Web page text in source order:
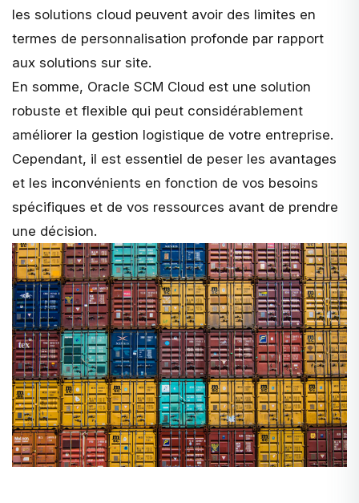
les solutions cloud peuvent avoir des limites en
termes de personnalisation profonde par rapport
aux solutions sur site.
En somme, Oracle SCM Cloud est une solution
robuste et flexible qui peut considérablement
améliorer la gestion logistique de votre entreprise.
Cependant, il est essentiel de peser les avantages
et les inconvénients en fonction de vos besoins
spécifiques et de vos ressources avant de prendre
une décision.